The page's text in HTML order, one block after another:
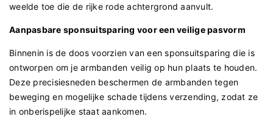
weelde toe die de rijke rode achtergrond aanvult.
Aanpasbare sponsuitsparing voor een veilige pasvorm
Binnenin is de doos voorzien van een sponsuitsparing die is
ontworpen om je armbanden veilig op hun plaats te houden.
Deze precisiesneden beschermen de armbanden tegen
beweging en mogelijke schade tijdens verzending, zodat ze
in onberispelijke staat aankomen.